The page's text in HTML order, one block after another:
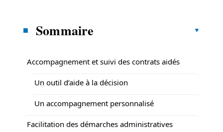
Sommaire
Accompagnement et suivi des contrats aidés
Un outil d’aide à la décision
Un accompagnement personnalisé
Facilitation des démarches administratives